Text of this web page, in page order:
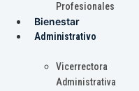
Profesionales
Bienestar
Administrativo
Vicerrectora
Administrativa